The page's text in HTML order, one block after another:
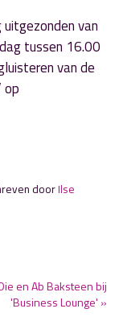
van
tussen 16.00
van de
op
doorIlse
en Ab Baksteen bij
'Business Lounge' »